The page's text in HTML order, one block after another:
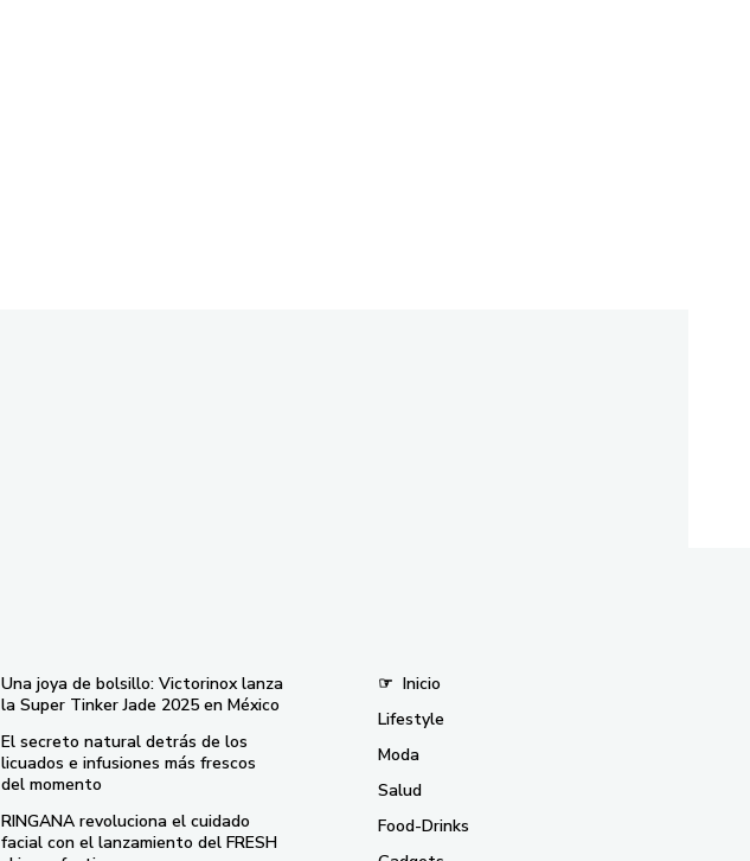
Una joya de bolsillo: Victorinox lanza
la Super Tinker Jade 2025 en México
El secreto natural detrás de los
licuados e infusiones más frescos
del momento
RINGANA revoluciona el cuidado
facial con el lanzamiento del FRESH
☞ Inicio
Lifestyle
Moda
Salud
Food-Drinks